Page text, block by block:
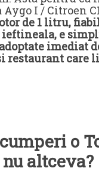
I / Citroen
de 1 litru,
e
imediat
restaurant care
o
altceva?